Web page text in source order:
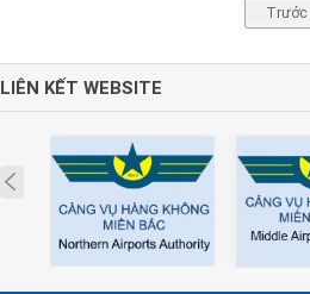
Trước
LIÊN KẾT WEBSITE
Prev